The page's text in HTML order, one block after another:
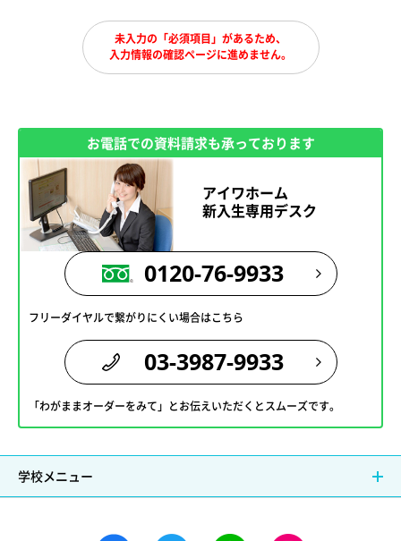
未入力の「必須項目」があるため、
入力情報の確認ページに進めません。
お電話での資料請求も承っております
アイワホーム
新入生専用デスク
0120-76-9933
フリーダイヤルで繋がりにくい場合はこちら
03-3987-9933
「わがままオーダーをみて」とお伝えいただくとスムーズです。
学校メニュー